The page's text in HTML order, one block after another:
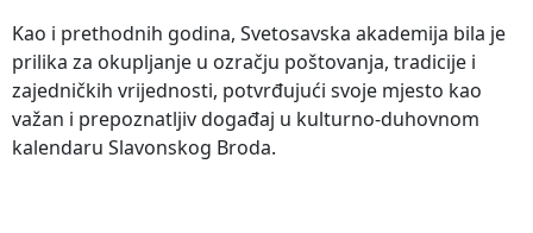
Kao i prethodnih godina, Svetosavska akademija bila je
prilika za okupljanje u ozračju poštovanja, tradicije i
zajedničkih vrijednosti, potvrđujući svoje mjesto kao
važan i prepoznatljiv događaj u kulturno-duhovnom
kalendaru Slavonskog Broda.